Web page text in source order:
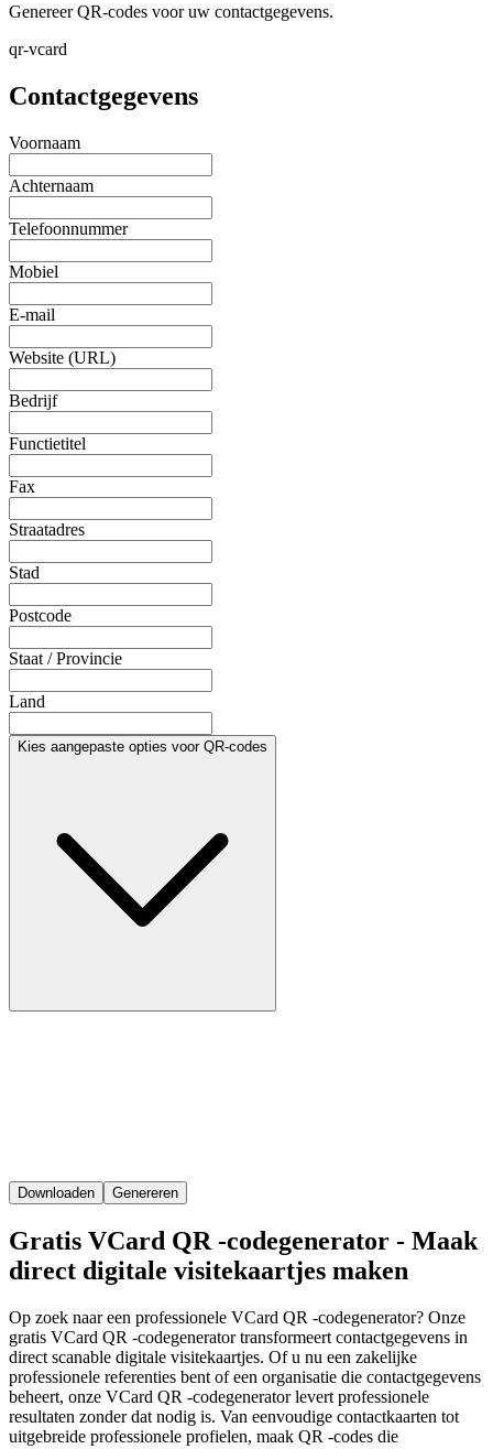
Genereer QR-codes voor uw contactgegevens.
qr-vcard
Contactgegevens
Voornaam
Achternaam
Telefoonnummer
Mobiel
E-mail
Website (URL)
Bedrijf
Functietitel
Fax
Straatadres
Stad
Postcode
Staat / Provincie
Land
Kies aangepaste opties voor QR-codes
Downloaden Genereren
Gratis VCard QR -codegenerator - Maak
direct digitale visitekaartjes maken
Op zoek naar een professionele VCard QR -codegenerator? Onze
gratis VCard QR -codegenerator transformeert contactgegevens in
direct scanable digitale visitekaartjes. Of u nu een zakelijke
professionele referenties bent of een organisatie die contactgegevens
beheert, onze VCard QR -codegenerator levert professionele
resultaten zonder dat nodig is. Van eenvoudige contactkaarten tot
uitgebreide professionele profielen, maak QR -codes die